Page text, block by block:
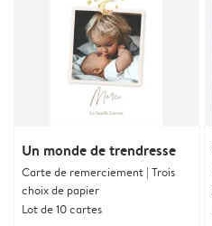
Un monde de trendresse
Carte de remerciement | Trois
choix de papier
Lot de 10 cartes